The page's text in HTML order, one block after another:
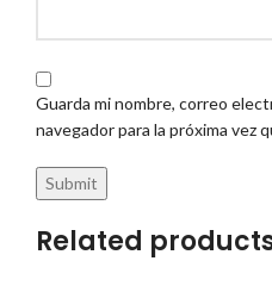
Guarda mi nombre, correo
navegador para la próxima vez
Related